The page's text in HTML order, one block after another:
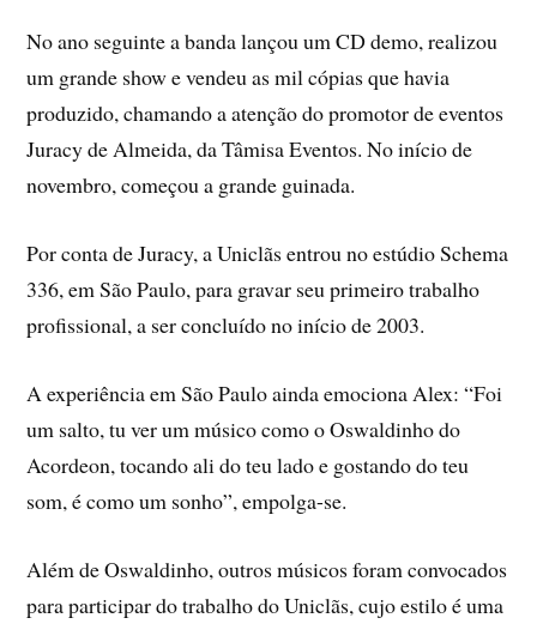
No ano seguinte a banda lançou um CD demo, realizou
um grande show e vendeu as mil cópias que havia
produzido, chamando a atenção do promotor de eventos
Juracy de Almeida, da Tâmisa Eventos. No início de
novembro, começou a grande guinada.
Por conta de Juracy, a Uniclãs entrou no estúdio Schema
336, em São Paulo, para gravar seu primeiro trabalho
profissional, a ser concluído no início de 2003.
A experiência em São Paulo ainda emociona Alex: “Foi
um salto, tu ver um músico como o Oswaldinho do
Acordeon, tocando ali do teu lado e gostando do teu
som, é como um sonho”, empolga-se.
Além de Oswaldinho, outros músicos foram convocados
para participar do trabalho do Uniclãs, cujo estilo é uma